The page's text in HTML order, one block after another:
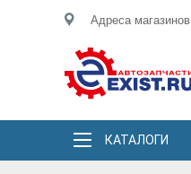
Адреса магазинов
КАТАЛОГИ